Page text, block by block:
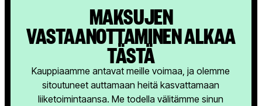
MAKSUJEN
VASTAANOTTAMINEN ALKAA
TÄSTÄ
Kauppiaamme antavat meille voimaa, ja olemme
sitoutuneet auttamaan heitä kasvattamaan
liiketoimintaansa. Me todella välitämme sinun